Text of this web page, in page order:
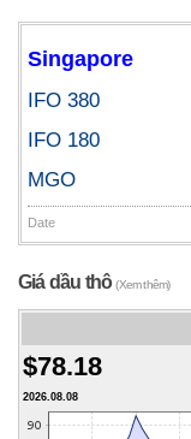
Singapore
IFO 380
IFO 180
MGO
Date
Giá dầu thô(Xem thêm)
$78.18
2026.08.08